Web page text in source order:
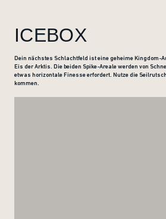
ICEBOX
Dein nächstes Schlachtfeld ist eine geheime Kingdom-
Eis der Arktis. Die beiden Spike-Areale werden von
etwas horizontale Finesse erfordert. Nutze die
kommen.